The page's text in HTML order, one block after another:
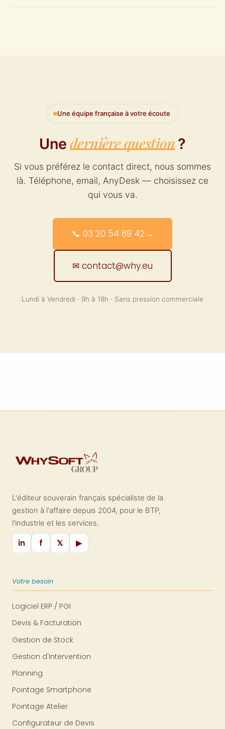
Une équipe française à votre écoute
Une dernière question ?
Si vous préférez le contact direct, nous sommes
là. Téléphone, email, AnyDesk — choisissez ce
qui vous va.
📞 03 20 54 89 42→
✉ contact@why.eu
Lundi à Vendredi · 9h à 18h · Sans pression commerciale
L'éditeur souverain français spécialiste de la
gestion à l'affaire depuis 2004, pour le BTP,
l'industrie et les services.
in f 𝕏 ▶
Votre besoin
Logiciel ERP / PGI
Devis & Facturation
Gestion de Stock
Gestion d'Intervention
Planning
Pointage Smartphone
Pointage Atelier
Configurateur de Devis